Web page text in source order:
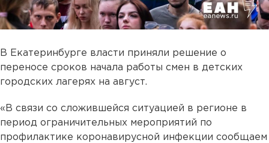
В Екатеринбурге власти приняли решение о
переносе сроков начала работы смен в детских
городских лагерях на август.
«В связи со сложившейся ситуацией в регионе в
период ограничительных мероприятий по
профилактике коронавирусной инфекции сообщаем